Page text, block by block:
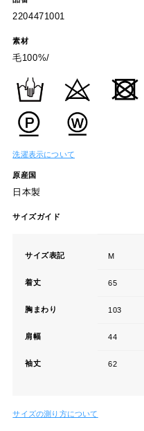
2204471001
素材
毛100%/
洗濯表示について
原産国
日本製
サイズガイド
サイズ表記 M
着丈 65
胸まわり 103
肩幅 44
袖丈 62
サイズの測り方について